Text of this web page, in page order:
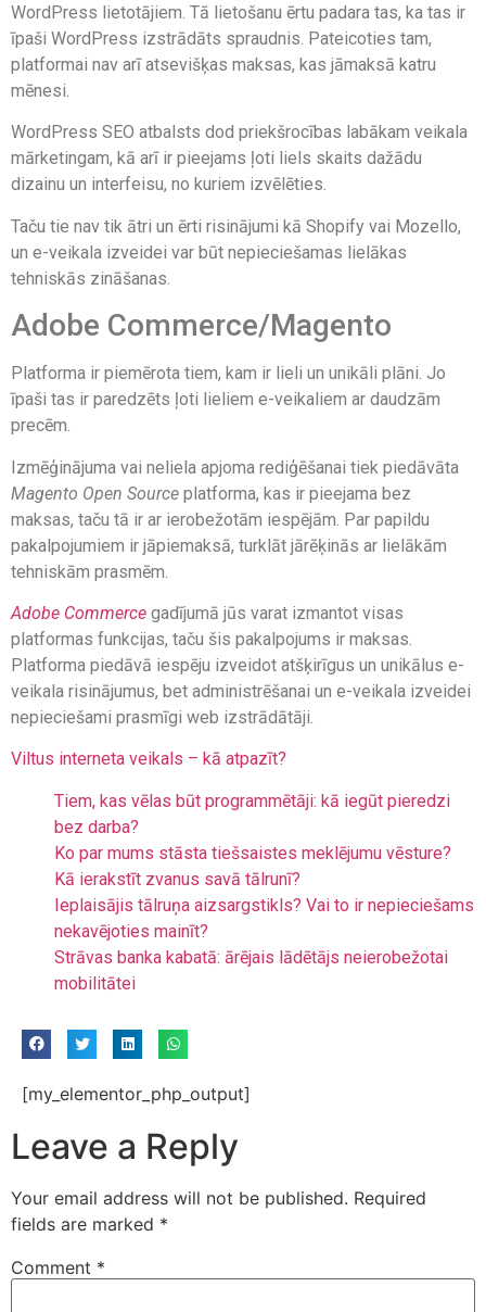
WordPress lietotājiem. Tā lietošanu ērtu padara tas, ka tas ir
īpaši WordPress izstrādāts spraudnis. Pateicoties tam,
platformai nav arī atsevišķas maksas, kas jāmaksā katru
mēnesi.
WordPress SEO atbalsts dod priekšrocības labākam veikala
mārketingam, kā arī ir pieejams ļoti liels skaits dažādu
dizainu un interfeisu, no kuriem izvēlēties.
Taču tie nav tik ātri un ērti risinājumi kā Shopify vai Mozello,
un e-veikala izveidei var būt nepieciešamas lielākas
tehniskās zināšanas.
Adobe Commerce/Magento
Platforma ir piemērota tiem, kam ir lieli un unikāli plāni. Jo
īpaši tas ir paredzēts ļoti lieliem e-veikaliem ar daudzām
precēm.
Izmēģinājuma vai neliela apjoma rediģēšanai tiek piedāvāta
Magento Open Source platforma, kas ir pieejama bez
maksas, taču tā ir ar ierobežotām iespējām. Par papildu
pakalpojumiem ir jāpiemaksā, turklāt jārēķinās ar lielākām
tehniskām prasmēm.
Adobe Commerce gadījumā jūs varat izmantot visas
platformas funkcijas, taču šis pakalpojums ir maksas.
Platforma piedāvā iespēju izveidot atšķirīgus un unikālus e-
veikala risinājumus, bet administrēšanai un e-veikala izveidei
nepieciešami prasmīgi web izstrādātāji.
Viltus interneta veikals – kā atpazīt?
Tiem, kas vēlas būt programmētāji: kā iegūt pieredzi
bez darba?
Ko par mums stāsta tiešsaistes meklējumu vēsture?
Kā ierakstīt zvanus savā tālrunī?
Ieplaisājis tālruņa aizsargstikls? Vai to ir nepieciešams
nekavējoties mainīt?
Strāvas banka kabatā: ārējais lādētājs neierobežotai
mobilitātei
[my_elementor_php_output]
Leave a Reply
Your email address will not be published. Required
fields are marked *
Comment *